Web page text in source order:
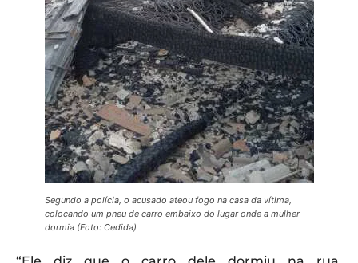
Segundo a polícia, o acusado ateou fogo na casa da vítima,
colocando um pneu de carro embaixo do lugar onde a mulher
dormia (Foto: Cedida)